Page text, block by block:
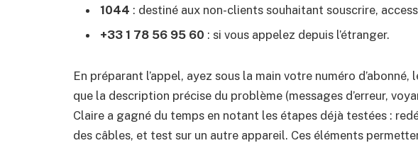
1044 : destiné aux non-clients souhaitant souscrire,
+33 1 78 56 95 60 : si vous appelez depuis l’étranger.
En préparant l’appel, ayez sous la main votre numéro
que la description précise du problème (messages d’erreur,
Claire a gagné du temps en notant les étapes déjà testées :
des câbles, et test sur un autre appareil. Ces éléments